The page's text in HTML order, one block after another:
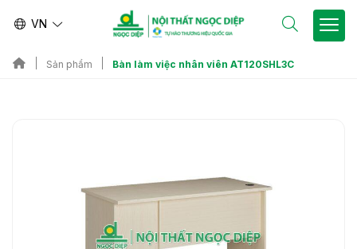
VN
Sản phẩm Bàn làm việc nhân viên AT120SHL3C